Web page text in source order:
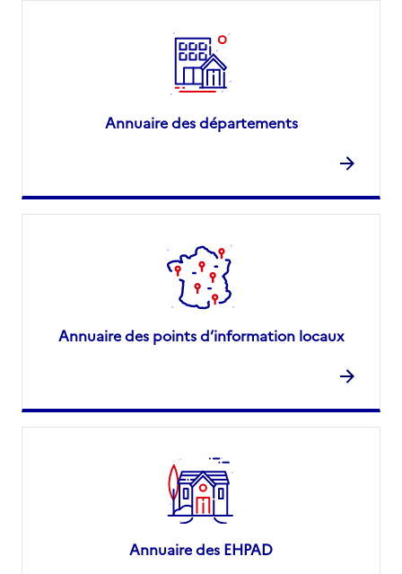
Annuaire des départements
Annuaire des points d’information locaux
Annuaire des EHPAD